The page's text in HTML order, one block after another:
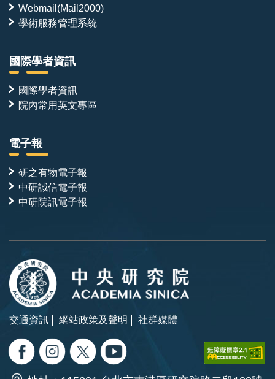
Webmail(Mail2000)
學術服務管理系統
國際學者資訊
國際學者資訊
院內常用英文專區
電子報
研之有物電子報
中研誠信電子報
中研院訊電子報
交通資訊 網站政策及聲明 社群媒體